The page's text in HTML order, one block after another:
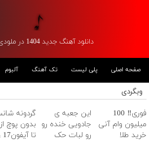
دانلود آهنگ جدید 1404 در ملودی مانیا
صفحه اصلی پلی لیست تک آهنگ آلبوم
وبگردی
فوری‼️ 100
میلیون وام آنی
خرید طلا
این جعبه ی
جادویی خنده رو
رو لبات حک
گردونه